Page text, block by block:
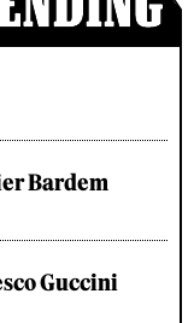
Bardem
Guccini